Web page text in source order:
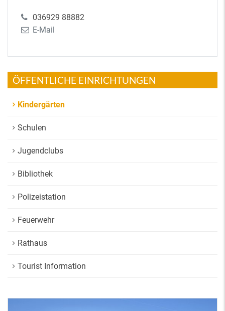
036929 88882
E-Mail
ÖFFENTLICHE EINRICHTUNGEN
Kindergärten
Schulen
Jugendclubs
Bibliothek
Polizeistation
Feuerwehr
Rathaus
Tourist Information